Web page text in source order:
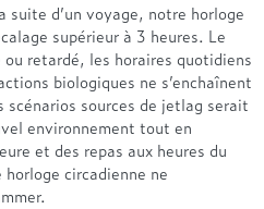
prix
d’un voyage, notre horloge
supérieur à 3 heures. Le
retardé, les horaires quotidiens
biologiques ne s’enchaînent
sources de jetlag serait
environnement tout en
et des repas aux heures du
circadienne ne